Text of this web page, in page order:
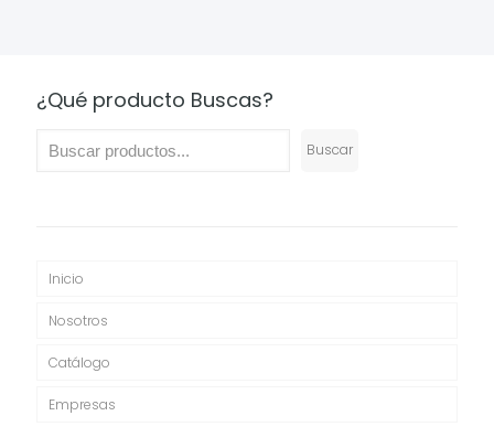
¿Qué producto Buscas?
Buscar
Inicio
Nosotros
Catálogo
Empresas